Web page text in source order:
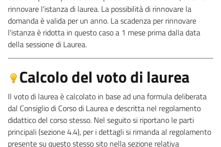
rinnovare l'istanza di laurea. La possibilità di rinnovare la
domanda è valida per un anno. La scadenza per rinnovare
l'istanza è ridotta in questo caso a 1 mese prima dalla data
della sessione di Laurea.​
Calcolo del voto di laurea
Il voto di laurea è calcolato in base ad una formula deliberata
dal Consiglio di Corso di Laurea e descritta nel regolamento
didattico del corso stesso. Nel seguito si riportano le parti
principali (sezione 4.4), per i dettagli si rimanda al regolamento
presente su questo stesso sito nella sezione relativa